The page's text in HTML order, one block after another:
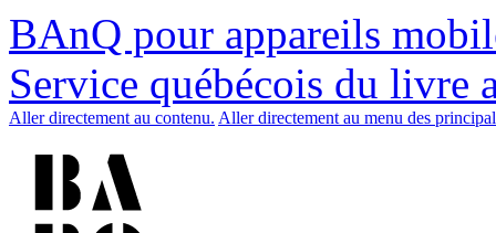
BAnQ pour appareils
Service québécois du livre
Aller directement au contenu. Aller directement au menu des